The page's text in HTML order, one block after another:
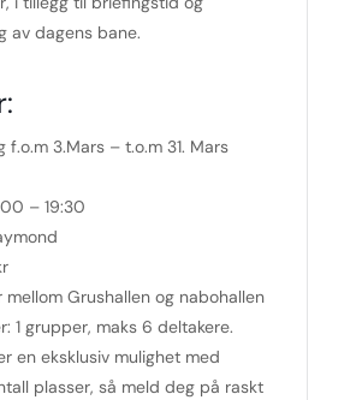
av dagens bane.
f.o.m 3.Mars – t.o.m 31. Mars
– 19:30
mellom Grushallen og nabohallen
1 grupper, maks 6 deltakere.
en eksklusiv mulighet med
plasser, så meld deg på raskt